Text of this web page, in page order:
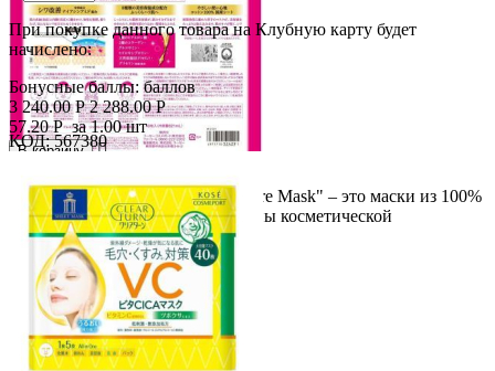
При покупке данного товара на Клубную карту будет
начислено:
Бонусные баллы: баллов
3 240.00 Р 2 288.00 Р
57.20 Рза 1.00 шт
В корзину

KOSE "Clear Turn The Wrinkle Care Mask" – это маски из 100%
хлопка, которые богато пропитаны косметической
эссенцией...
КОД: 567380